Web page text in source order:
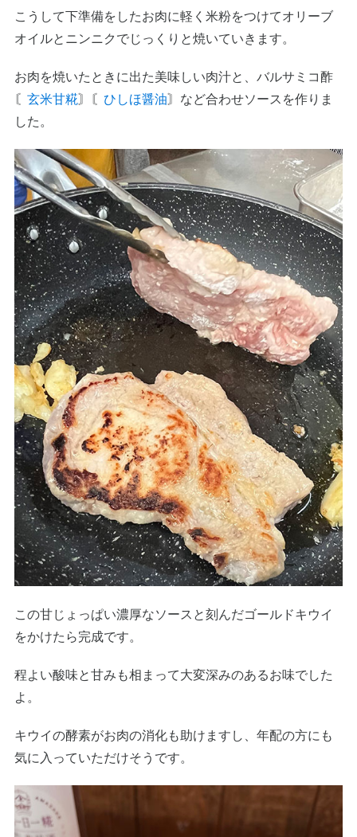
こうして下準備をしたお肉に軽く米粉をつけてオリーブ
オイルとニンニクでじっくりと焼いていきます。
お肉を焼いたときに出た美味しい肉汁と、バルサミコ酢
〘 玄米甘糀〙〘 ひしほ醤油〙など合わせソースを作りま
した。
この甘じょっぱい濃厚なソースと刻んだゴールドキウイ
をかけたら完成です。
程よい酸味と甘みも相まって大変深みのあるお味でした
よ。
キウイの酵素がお肉の消化も助けますし、年配の方にも
気に入っていただけそうです。